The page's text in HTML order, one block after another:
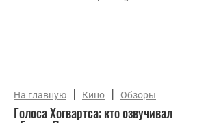
На главную | Кино | Обзоры
Голоса Хогвартса: кто озвучивал